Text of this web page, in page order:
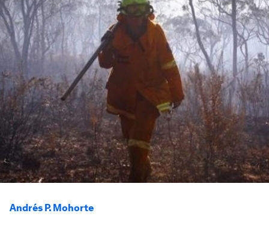
Andrés P. Mohorte